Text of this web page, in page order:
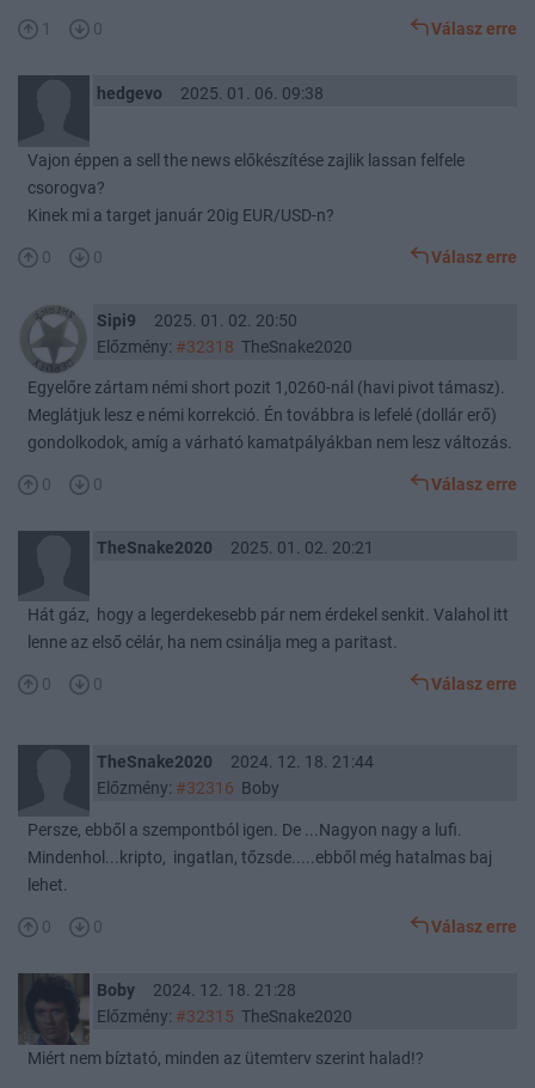
1 0 Válasz erre
hedgevo 2025. 01. 06. 09:38
Vajon éppen a sell the news előkészítése zajlik lassan felfele
csorogva?
Kinek mi a target január 20ig EUR/USD-n?
0 0 Válasz erre
Sipi9
2025. 01. 02. 20:50
Előzmény: #32318 TheSnake2020
Egyelőre zártam némi short pozit 1,0260-nál (havi pivot támasz).
Meglátjuk lesz e némi korrekció. Én továbbra is lefelé (dollár erő)
gondolkodok, amíg a várható kamatpályákban nem lesz változás.
0 0 Válasz erre
TheSnake2020 2025. 01. 02. 20:21
Hát gáz, hogy a legerdekesebb pár nem érdekel senkit. Valahol itt
lenne az első célár, ha nem csinálja meg a paritast.
0 0 Válasz erre
TheSnake2020
2024. 12. 18. 21:44
Előzmény: #32316 Boby
Persze, ebből a szempontból igen. De ...Nagyon nagy a lufi.
Mindenhol...kripto, ingatlan, tőzsde.....ebből még hatalmas baj
lehet.
0 0 Válasz erre
Boby
2024. 12. 18. 21:28
Előzmény: #32315 TheSnake2020
Miért nem bíztató, minden az ütemterv szerint halad!?